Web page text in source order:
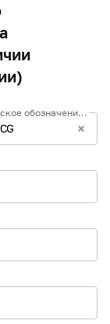
Наименование, знак обслуживания, коммерческое обозначение и иные средства индивидуализации